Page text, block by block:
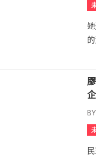
BY